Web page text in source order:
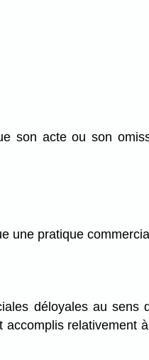
son acte ou son
une pratique
déloyales au sens
relativement